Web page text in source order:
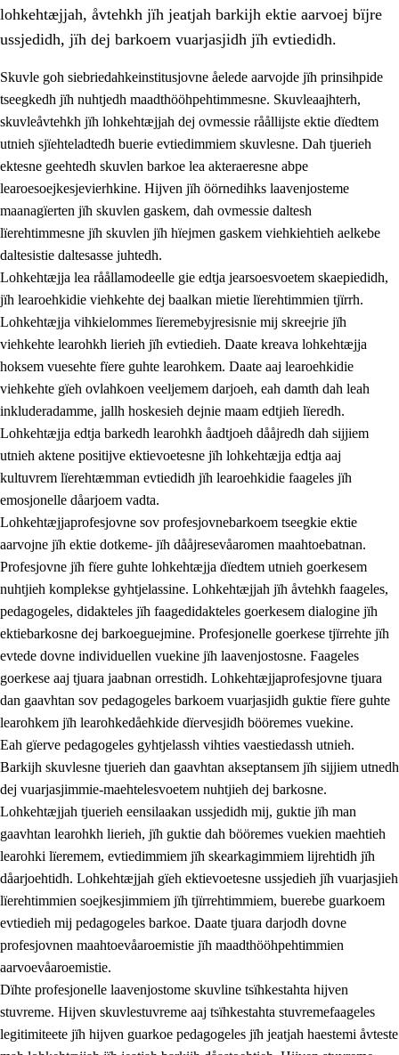
3. Prinsihph skuvlen rïektesisnie
3.1 Feerhmeles lïeremebyjrese
3.2 Ööhpehtimmie jïh sjïehtedamme lïerehtimmie
3.3 Gåetie jïh skuvle laavenjostoeh
3.4 Lïerehtimmie learoesïeltesne jïh barkoejielemisnie
3.5 Profesjonsektievoete jïh skuvleevtiedimmie
lohkehtæjjah, åvtehkh jïh jeatjah barkijh ektie aarvoej bïjre
ussjedidh, jïh dej barkoem vuarjasjidh jïh evtiedidh.
Skuvle goh siebriedahkeinstitusjovne åelede aarvojde jïh prinsihpide
tseegkedh jïh nuhtjedh maadthööhpehtimmesne. Skuvleaajhterh,
skuvleåvtehkh jïh lohkehtæjjah dej ovmessie råållijste ektie dïedtem
utnieh sjïehteladtedh buerie evtiedimmiem skuvlesne. Dah tjuerieh
ektesne geehtedh skuvlen barkoe lea akteraeresne abpe
learoesoejkesjevierhkine. Hijven jïh öörnedihks laavenjosteme
maanagïerten jïh skuvlen gaskem, dah ovmessie daltesh
lïerehtimmesne jïh skuvlen jïh hïejmen gaskem viehkiehtieh aelkebe
daltesistie daltesasse juhtedh.
Lohkehtæjja lea råållamodeelle gie edtja jearsoesvoetem skaepiedidh,
jïh learoehkidie viehkehte dej baalkan mietie lïerehtimmien tjïrrh.
Lohkehtæjja vihkielommes lïeremebyjresisnie mij skreejrie jïh
viehkehte learohkh lierieh jïh evtiedieh. Daate kreava lohkehtæjja
hoksem vuesehte fïere guhte learohkem. Daate aaj learoehkidie
viehkehte gïeh ovlahkoen veeljemem darjoeh, eah damth dah leah
inkluderadamme, jallh hoskesieh dejnie maam edtjieh lïeredh.
Lohkehtæjja edtja barkedh learohkh åadtjoeh dååjredh dah sijjiem
utnieh aktene positijve ektievoetesne jïh lohkehtæjja edtja aaj
kultuvrem lïerehtæmman evtiedidh jïh learoehkidie faageles jïh
emosjonelle dåarjoem vadta.
Lohkehtæjjaprofesjovne sov profesjovnebarkoem tseegkie ektie
aarvojne jïh ektie dotkeme- jïh dååjresevåaromen maahtoebatnan.
Profesjovne jïh fïere guhte lohkehtæjja dïedtem utnieh goerkesem
nuhtjieh komplekse gyhtjelassine. Lohkehtæjjah jïh åvtehkh faageles,
pedagogeles, didakteles jïh faagedidakteles goerkesem dialogine jïh
ektiebarkosne dej barkoeguejmine. Profesjonelle goerkese tjïrrehte jïh
evtede dovne individuellen vuekine jïh laavenjostosne. Faageles
goerkese aaj tjuara jaabnan orrestidh. Lohkehtæjjaprofesjovne tjuara
dan gaavhtan sov pedagogeles barkoem vuarjasjidh guktie fïere guhte
learohkem jïh learohkedåehkide dïervesjidh bööremes vuekine.
Eah gïerve pedagogeles gyhtjelassh vihties vaestiedassh utnieh.
Barkijh skuvlesne tjuerieh dan gaavhtan akseptansem jïh sijjiem utnedh
dej vuarjasjimmie-maehtelesvoetem nuhtjieh dej barkosne.
Lohkehtæjjah tjuerieh eensilaakan ussjedidh mij, guktie jïh man
gaavhtan learohkh lierieh, jïh guktie dah bööremes vuekien maehtieh
learohki lïeremem, evtiedimmiem jïh skearkagimmiem lijrehtidh jïh
dåarjoehtidh. Lohkehtæjjah gïeh ektievoetesne ussjedieh jïh vuarjasjieh
lïerehtimmien soejkesjimmiem jïh tjïrrehtimmiem, buerebe guarkoem
evtiedieh mij pedagogeles barkoe. Daate tjuara darjodh dovne
profesjovnen maahtoevåaroemistie jïh maadthööhpehtimmien
aarvoevåaroemistie.
Dïhte profesjonelle laavenjostome skuvline tsïhkestahta hijven
stuvreme. Hijven skuvlestuvreme aaj tsïhkestahta stuvremefaageles
legitimiteete jïh hijven guarkoe pedagogeles jïh jeatjah haestemi åvteste